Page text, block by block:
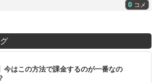
0 コメ
今はこの方法で課金するのが一番なの